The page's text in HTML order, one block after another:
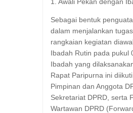
​Sebagai bentuk
dalam menjalankan
rangkaian kegiatan
Ibadah Rutin pada pukul
Ibadah yang
Rapat Paripurna ini
Pimpinan dan Anggota
Sekretariat DPRD, serta
Wartawan DPRD